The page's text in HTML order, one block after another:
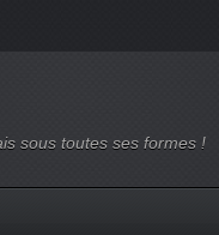
sous toutes ses formes !